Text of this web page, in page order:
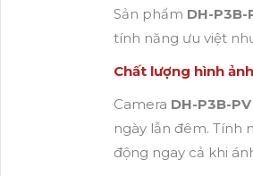
Sản phẩm DH-P3B-
tính năng ưu việt
Chất lượng hình
Camera DH-P3B-PV
ngày lẫn đêm. Tính
động ngay cả khi